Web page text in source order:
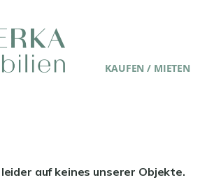
KAUFEN / MIETEN
auf keines unserer Objekte.